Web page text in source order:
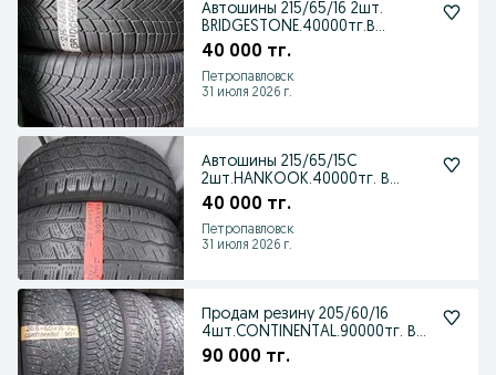
Автошины 215/65/16 2шт.
BRIDGESTONE.40000тг.В
отличном состоянии.
40 000 тг.
Петропавловск
31 июля 2026 г.
Автошины 215/65/15C
2шт.HANKOOK.40000тг. В
отличном состоянии.
40 000 тг.
Петропавловск
31 июля 2026 г.
Продам резину 205/60/16
4шт.CONTINENTAL.90000тг. В
отличном состояни
90 000 тг.